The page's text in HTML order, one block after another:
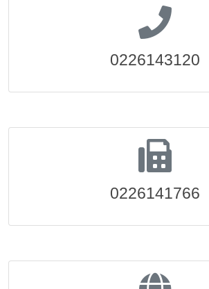
0226143120
0226141766